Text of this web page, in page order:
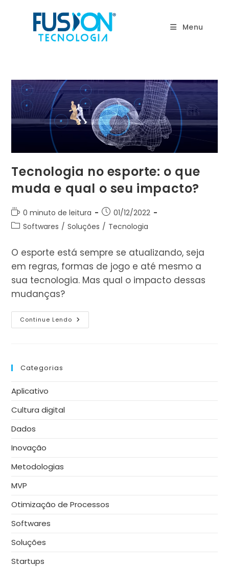
Menu
Tecnologia no esporte: o que
muda e qual o seu impacto?
Tempo
de
0 minuto de leitura
Post
publicado:
01/12/2022
Categoria
post:
Softwares / Soluções / Tecnologia
O esporte está sempre se atualizando, seja
em regras, formas de jogo e até mesmo a
sua tecnologia. Mas qual o impacto dessas
mudanças?
Continue Lendo Tecnologia
No
Categorias
Aplicativo
Cultura digital
Dados
Inovação
Metodologias
MVP
Otimização de Processos
Softwares
Soluções
Startups